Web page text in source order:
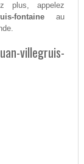
plus, appelez
fontaine au
villegruis-